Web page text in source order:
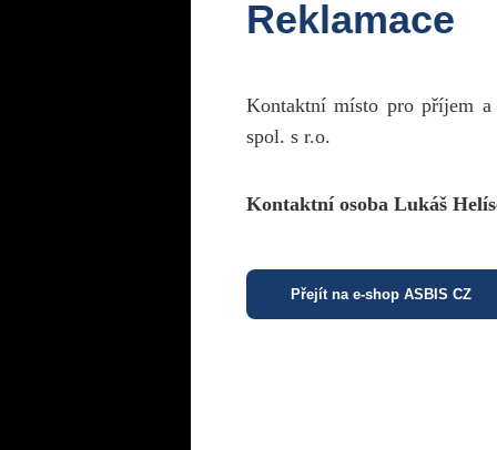
Reklamace
Kontaktní místo pro příjem
spol. s r.o.
Kontaktní osoba Lukáš
Přejít na e-shop ASBIS CZ